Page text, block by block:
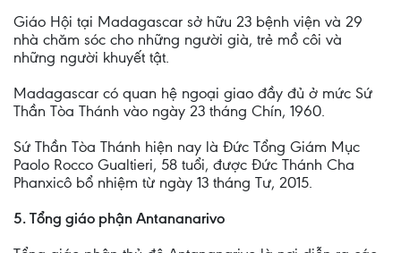
Giáo Hội tại Madagascar sở hữu 23 bệnh viện và 29
nhà chăm sóc cho những người già, trẻ mồ côi và
những người khuyết tật.
Madagascar có quan hệ ngoại giao đầy đủ ở mức Sứ
Thần Tòa Thánh vào ngày 23 tháng Chín, 1960.
Sứ Thần Tòa Thánh hiện nay là Đức Tổng Giám Mục
Paolo Rocco Gualtieri, 58 tuổi, được Đức Thánh Cha
Phanxicô bổ nhiệm từ ngày 13 tháng Tư, 2015.
5. Tổng giáo phận Antananarivo